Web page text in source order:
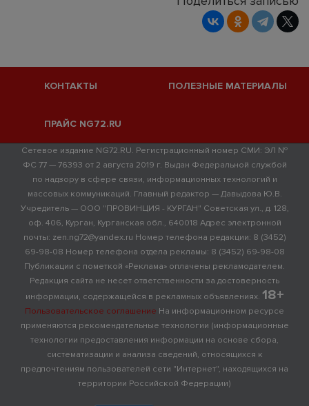
КОНТАКТЫ ПОЛЕЗНЫЕ МАТЕРИАЛЫ
ПРАЙС NG72.RU
Сетевое издание NG72.RU. Регистрационный номер СМИ: ЭЛ №
ФС 77 — 76393 от 2 августа 2019 г. Выдан Федеральной службой
по надзору в сфере связи, информационных технологий и
массовых коммуникаций. Главный редактор — Давыдова Ю.В.
Учредитель — ООО "ПРОВИНЦИЯ - КУРГАН" Советская ул., д. 128,
оф. 406, Курган, Курганская обл., 640018 Адрес электронной
почты: zen.ng72@yandex.ru Номер телефона редакции: 8 (3452)
69-98-08 Номер телефона отдела рекламы: 8 (3452) 69-98-08
Публикации с пометкой «Реклама» оплачены рекламодателем.
Редакция сайта не несет ответственности за достоверность
информации, содержащейся в рекламных объявлениях. 18+
Пользовательское соглашение На информационном ресурсе
применяются рекомендательные технологии (информационные
технологии предоставления информации на основе сбора,
систематизации и анализа сведений, относящихся к
предпочтениям пользователей сети "Интернет", находящихся на
территории Российской Федерации)